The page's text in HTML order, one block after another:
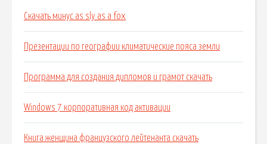
Скачать минус as sly as a fox
Презентации по географии климатические пояса земли
Программа для создания дипломов и грамот скачать
Windows 7 корпоративная код активации
Книга женщина французского лейтенанта скачать